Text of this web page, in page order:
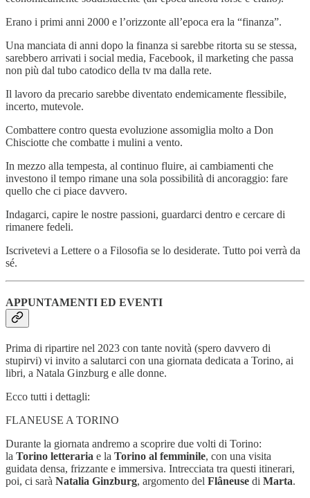
Erano i primi anni 2000 e l’orizzonte all’epoca era la “finanza”.
Una manciata di anni dopo la finanza si sarebbe ritorta su se stessa,
sarebbero arrivati i social media, Facebook, il marketing che passa
non più dal tubo catodico della tv ma dalla rete.
Il lavoro da precario sarebbe diventato endemicamente flessibile,
incerto, mutevole.
Combattere contro questa evoluzione assomiglia molto a Don
Chisciotte che combatte i mulini a vento.
In mezzo alla tempesta, al continuo fluire, ai cambiamenti che
investono il tempo rimane una sola possibilità di ancoraggio: fare
quello che ci piace davvero.
Indagarci, capire le nostre passioni, guardarci dentro e cercare di
rimanere fedeli.
Iscrivetevi a Lettere o a Filosofia se lo desiderate. Tutto poi verrà da
sé.
APPUNTAMENTI ED EVENTI
Prima di ripartire nel 2023 con tante novità (spero davvero di
stupirvi) vi invito a salutarci con una giornata dedicata a Torino, ai
libri, a Natala Ginzburg e alle donne.
Ecco tutti i dettagli:
FLANEUSE A TORINO
Durante la giornata andremo a scoprire due volti di Torino:
la Torino letteraria e la Torino al femminile, con una visita
guidata densa, frizzante e immersiva. Intrecciata tra questi itinerari,
poi, ci sarà Natalia Ginzburg, argomento del Flâneuse di Marta.